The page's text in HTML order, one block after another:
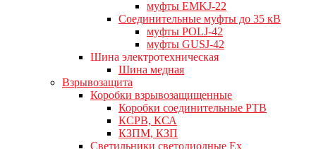
муфты EMKJ-22
Соединительные муфты до 35 кВ
муфты POLJ-42
муфты GUSJ-42
Шина электротехническая
Шина медная
Взрывозащита
Коробки взрывозащищенные
Коробки соединительные РТВ
КСРВ, КСА
КЗПМ, КЗП
Светильники светодиодные Ex